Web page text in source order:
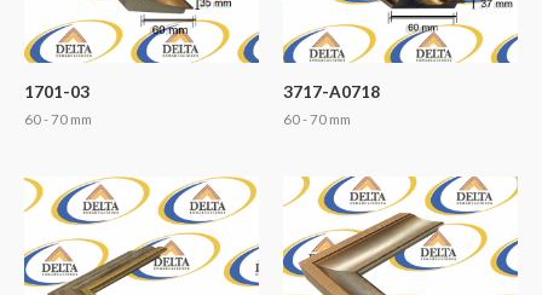
1701-03
60 - 70 mm
3717-A0718
60 - 70 mm